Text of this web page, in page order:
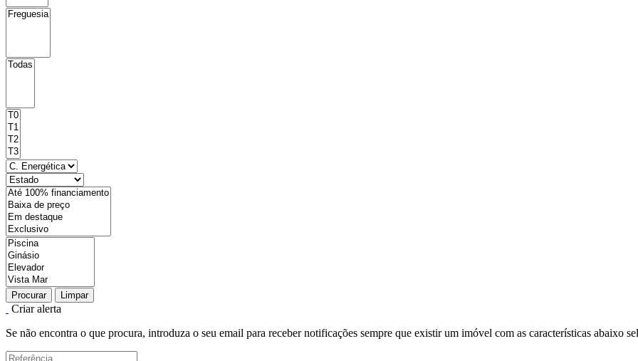
Procurar Limpar
Criar alerta
Se não encontra o que procura, introduza o seu email para receber notificações sempre que existir um imóvel com as características abaixo